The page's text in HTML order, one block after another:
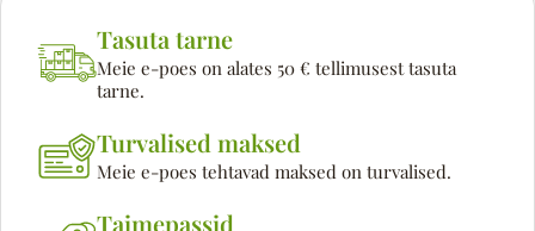
Tasuta tarne
Meie e-poes on alates 50 € tellimusest tasuta
tarne.
Turvalised maksed
Meie e-poes tehtavad maksed on turvalised.
Taimepassid